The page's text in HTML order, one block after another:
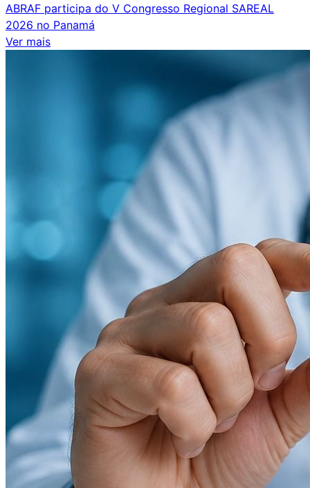
ABRAF participa do V Congresso Regional SAREAL
2026 no Panamá
Ver mais